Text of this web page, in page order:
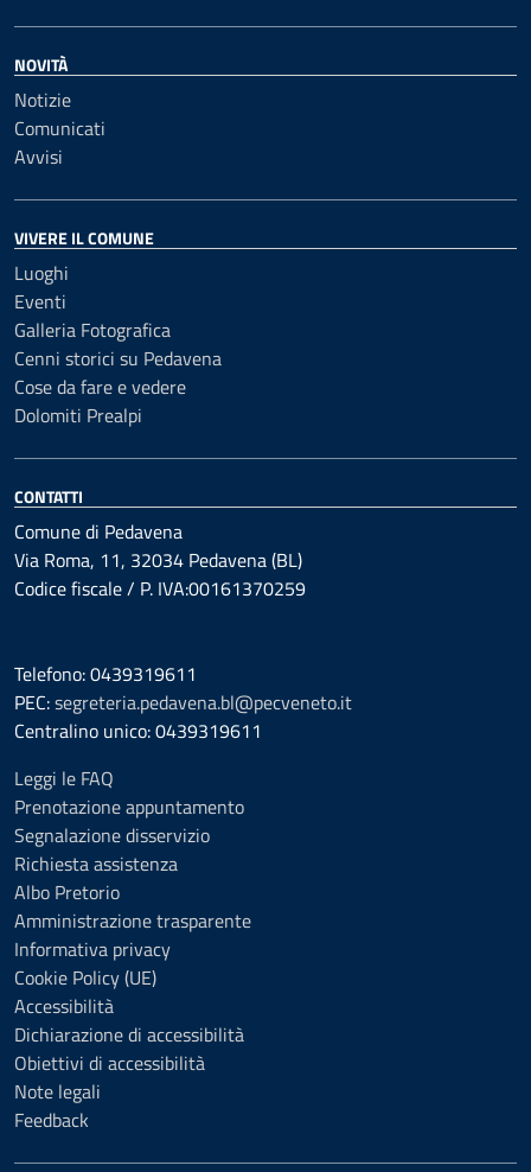
NOVITÀ
Notizie
Comunicati
Avvisi
VIVERE IL COMUNE
Luoghi
Eventi
Galleria Fotografica
Cenni storici su Pedavena
Cose da fare e vedere
Dolomiti Prealpi
CONTATTI
Comune di Pedavena
Via Roma, 11, 32034 Pedavena (BL)
Codice fiscale / P. IVA:00161370259
Telefono: 0439319611
PEC:segreteria.pedavena.bl@pecveneto.it
Centralino unico: 0439319611
Leggi le FAQ
Prenotazione appuntamento
Segnalazione disservizio
Richiesta assistenza
Albo Pretorio
Amministrazione trasparente
Informativa privacy
Cookie Policy (UE)
Accessibilità
Dichiarazione di accessibilità
Obiettivi di accessibilità
Note legali
Feedback